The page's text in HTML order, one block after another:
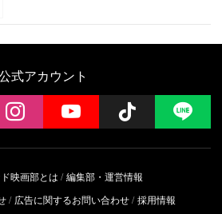
式アカウント
instagramYouTube Follow
映画部とは
編集部・運営情報
広告に関するお問い合わせ 採用情報